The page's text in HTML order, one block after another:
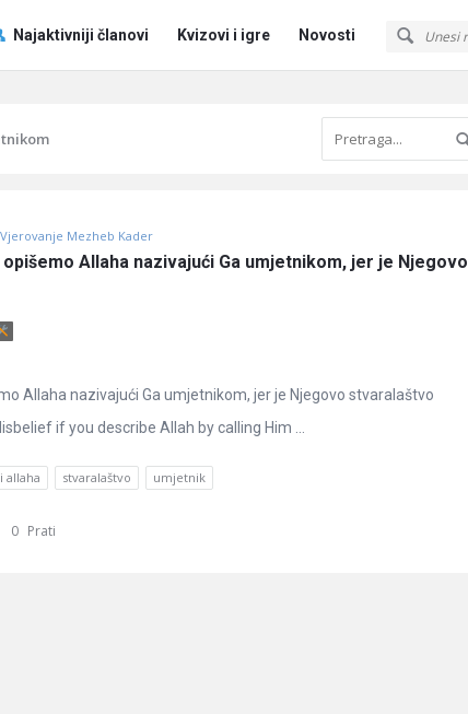
Najaktivniji članovi Kvizovi i igre Novosti
Vjerovanje Mezheb Kader
Allaha nazivajući Ga umjetnikom, jer je Njegovo
Allaha nazivajući Ga umjetnikom, jer je Njegovo stvaralaštvo
if you describe Allah by calling Him ...
allaha stvaralaštvo umjetnik
0 Prati